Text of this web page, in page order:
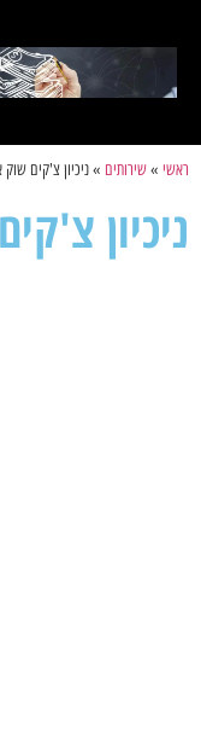
ראשי »שירותים »ניכיון צ'קים שוק
ניכיון